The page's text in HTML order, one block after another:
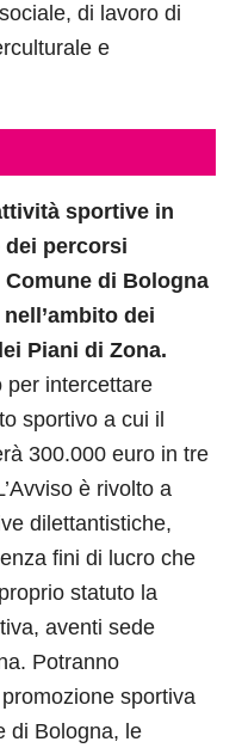
di lavoro di
e
sportive in
dei percorsi
di Bologna
dei
Piani di Zona.
per intercettare
sportivo a cui il
300.000 euro in tre
è rivolto a
dilettantistiche,
fini di lucro che
statuto la
aventi sede
Potranno
sportiva
di Bologna, le